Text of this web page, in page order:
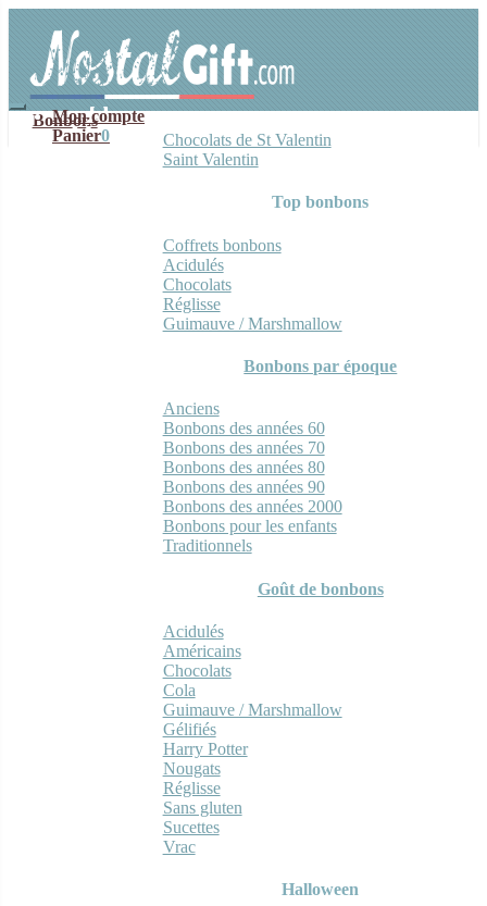
navigation
contenu
Mon compte
Panier0
Bonbons
Chocolats de St Valentin
Saint Valentin
Top bonbons
Coffrets bonbons
Acidulés
Chocolats
Réglisse
Guimauve / Marshmallow
Bonbons par époque
Anciens
Bonbons des années 60
Bonbons des années 70
Bonbons des années 80
Bonbons des années 90
Bonbons des années 2000
Bonbons pour les enfants
Traditionnels
Goût de bonbons
Acidulés
Américains
Chocolats
Cola
Guimauve / Marshmallow
Gélifiés
Harry Potter
Nougats
Réglisse
Sans gluten
Sucettes
Vrac
Halloween